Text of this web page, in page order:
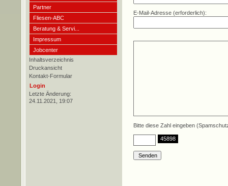
Partner
Fliesen-ABC
Beratung & Servi...
Impressum
Jobcenter
Inhaltsverzeichnis
Druckansicht
Kontakt-Formular
Login
Letzte Änderung:
24.11.2021, 19:07
E-Mail-Adresse (erforderlich):
Bitte diese Zahl eingeben
45898